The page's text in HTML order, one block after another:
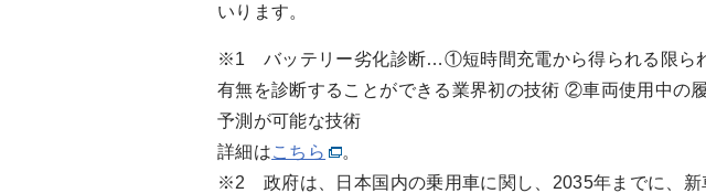
いります。
※1 バッテリー劣化診断…①短時間充電から得られる限ら
有無を診断することができる業界初の技術 ②車両使用中の
予測が可能な技術
詳細はこちら
。
※2 政府は、日本国内の乗用車に関し、2035年までに、新